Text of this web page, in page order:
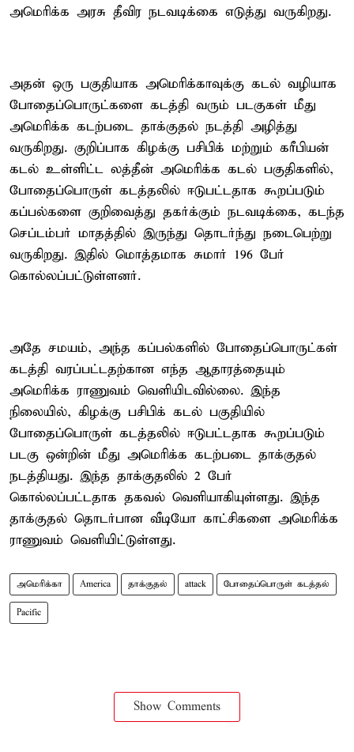
அமெரிக்க அரசு தீவிர நடவடிக்கை எடுத்து வருகிறது.
அதன் ஒரு பகுதியாக அமெரிக்காவுக்கு கடல் வழியாக
போதைப்பொருட்களை கடத்தி வரும் படகுகள் மீது
அமெரிக்க கடற்படை தாக்குதல் நடத்தி அழித்து
வருகிறது. குறிப்பாக கிழக்கு பசிபிக் மற்றும் கரீபியன்
கடல் உள்ளிட்ட லத்தீன் அமெரிக்க கடல் பகுதிகளில்,
போதைப்பொருள் கடத்தலில் ஈடுபட்டதாக கூறப்படும்
கப்பல்களை குறிவைத்து தகர்க்கும் நடவடிக்கை, கடந்த
செப்டம்பர் மாதத்தில் இருந்து தொடர்ந்து நடைபெற்று
வருகிறது. இதில் மொத்தமாக சுமார் 196 பேர்
கொல்லப்பட்டுள்ளனர்.
அதே சமயம், அந்த கப்பல்களில் போதைப்பொருட்கள்
கடத்தி வரப்பட்டதற்கான எந்த ஆதாரத்தையும்
அமெரிக்க ராணுவம் வெளியிடவில்லை. இந்த
நிலையில், கிழக்கு பசிபிக் கடல் பகுதியில்
போதைப்பொருள் கடத்தலில் ஈடுபட்டதாக கூறப்படும்
படகு ஒன்றின் மீது அமெரிக்க கடற்படை தாக்குதல்
நடத்தியது. இந்த தாக்குதலில் 2 பேர்
கொல்லப்பட்டதாக தகவல் வெளியாகியுள்ளது. இந்த
தாக்குதல் தொடர்பான வீடியோ காட்சிகளை அமெரிக்க
ராணுவம் வெளியிட்டுள்ளது.
அமெரிக்கா America தாக்குதல் attack போதைப்பொருள் கடத்தல்
Pacific
Show Comments